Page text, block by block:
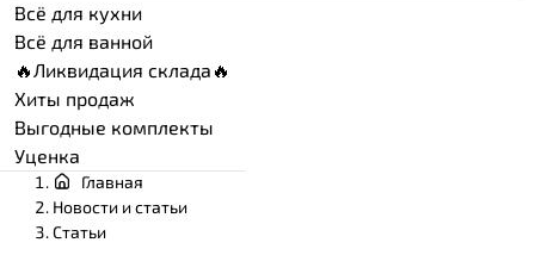
Всё для кухни
Всё для ванной
🔥Ликвидация склада🔥
Хиты продаж
Выгодные комплекты
Уценка
Главная
Новости и статьи
Статьи